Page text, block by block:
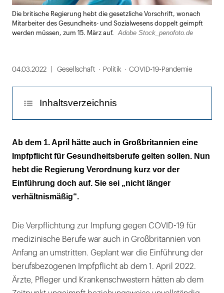
Lightbox
öffnen
Die britische Regierung hebt die gesetzliche Vorschrift, wonach
Mitarbeiter des Gesundheits- und Sozialwesens doppelt geimpft
werden müssen, zum 15. März auf.
Adobe Stock_penofoto.de
04.03.2022 Gesellschaft Politik COVID-19-Pandemie
Inhaltsverzeichnis
92 Prozent der NHS-Beschäftigten sind
mindestens doppelt geimpft
Ab dem 1. April hätte auch in Großbritannien eine
Impfpflicht für Gesundheitsberufe gelten sollen. Nun
hebt die Regierung Verordnung kurz vor der
Einführung doch auf. Sie sei „nicht länger
verhältnismäßig“.
Die Verpflichtung zur Impfung gegen COVID-19 für
medizinische Berufe war auch in Großbritannien von
Anfang an umstritten. Geplant war die Einführung der
berufsbezogenen Impfpflicht ab dem 1. April 2022.
Ärzte, Pfleger und Krankenschwestern hätten ab dem